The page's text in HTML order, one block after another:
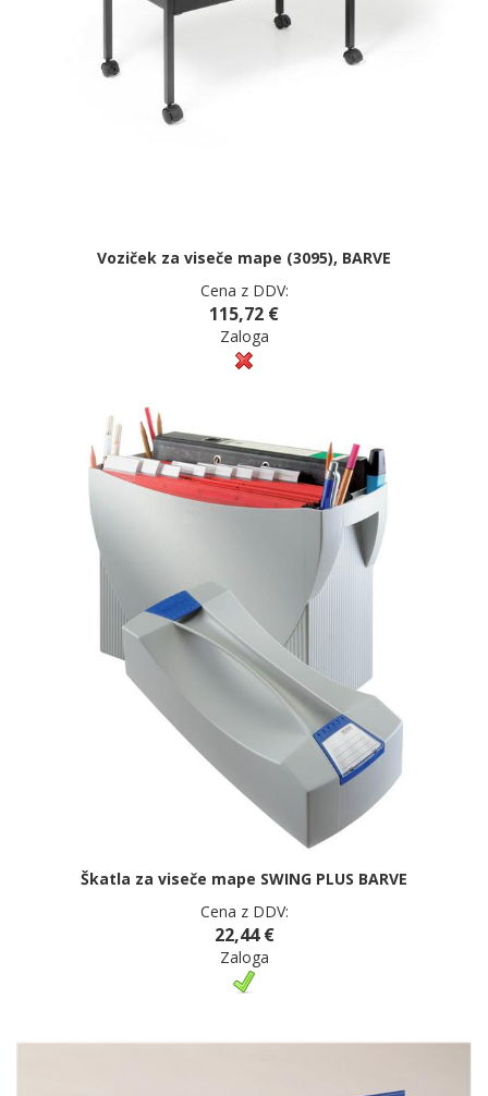
Voziček za viseče mape (3095), BARVE
Cena z DDV:
115,72 €
Zaloga
Škatla za viseče mape SWING PLUS BARVE
Cena z DDV:
22,44 €
Zaloga